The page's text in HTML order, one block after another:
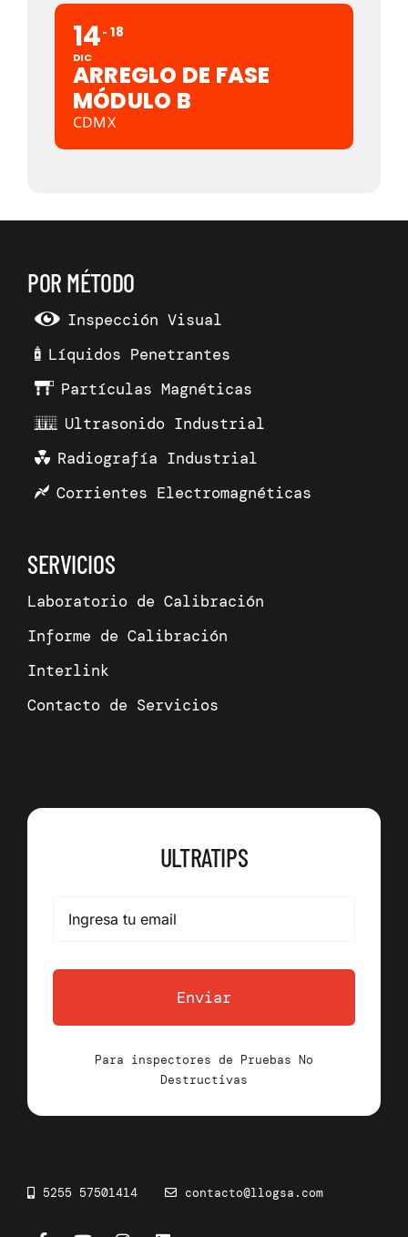
14
DIC
18
ARREGLO DE FASE
MÓDULO B
CDMX
POR MÉTODO
Inspección Visual
Líquidos Penetrantes
Partículas Magnéticas
Ultrasonido Industrial
Radiografía Industrial
Corrientes Electromagnéticas
SERVICIOS
Laboratorio de Calibración
Informe de Calibración
Interlink
Contacto de Servicios
ULTRATIPS
Enviar
Para inspectores de Pruebas No
Destructivas
5255 57501414 contacto@llogsa.com